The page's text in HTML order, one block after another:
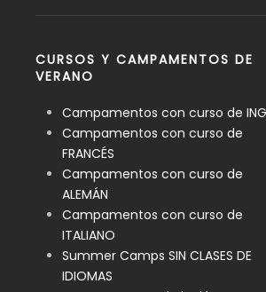
CURSOS Y CAMPAMENTOS DE
VERANO
Campamentos con curso de
Campamentos con curso de
FRANCÉS
Campamentos con curso de
ALEMÁN
Campamentos con curso de
ITALIANO
Summer Camps SIN CLASES DE
IDIOMAS